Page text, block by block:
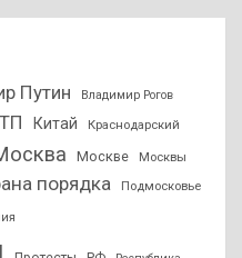
Путин Владимир Рогов
Китай Краснодарский
Москве Москвы
порядка Подмосковье